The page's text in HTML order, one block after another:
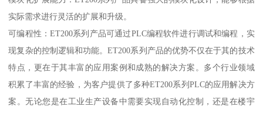
实际需求进行灵活的扩展和升级。
可编程性：ET200系列产品可通过PLC编程软件进行调试和编程，实
现复杂的控制逻辑和功能。ET200系列产品的优势不仅在于其的技术
特点，更在于其丰富的应用案例和成熟的解决方案。多个行业领域
积累了丰富的经验，为客户提供了多种ET200系列PLC的应用解决方
案。无论您是在工业生产设备中需要实现自动化控制，还是在楼宇